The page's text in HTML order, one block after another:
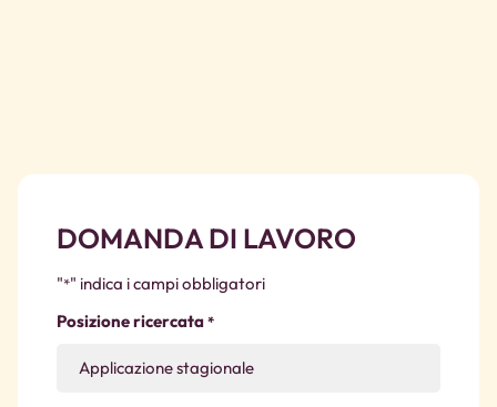
DOMANDA DI LAVORO
"*" indica i campi obbligatori
Posizione ricercata *